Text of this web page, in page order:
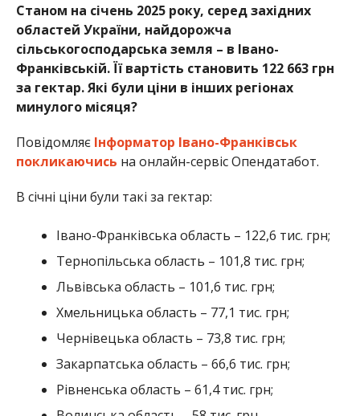
Станом на січень 2025 року, серед західних
областей України, найдорожча
сільськогосподарська земля – в Івано-
Франківській. Її вартість становить 122 663 грн
за гектар. Які були ціни в інших регіонах
минулого місяця?
ПовідомляєІнформатор Івано-Франківськ
покликаючись на онлайн-сервіс Опендатабот.
В січні ціни були такі за гектар:
Івано-Франківська область – 122,6 тис. грн;
Тернопільська область – 101,8 тис. грн;
Львівська область – 101,6 тис. грн;
Хмельницька область – 77,1 тис. грн;
Чернівецька область – 73,8 тис. грн;
Закарпатська область – 66,6 тис. грн;
Рівненська область – 61,4 тис. грн;